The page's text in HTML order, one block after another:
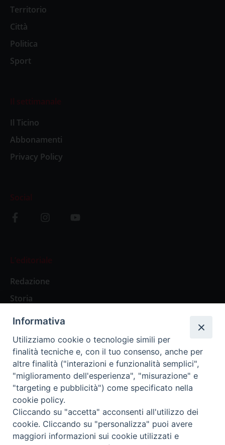
Territorio
Città
Politica
Sport
Il settimanale
Il Ticino
Abbonamenti
Privacy Policy
Social
L’editoriale
Redazione
Storia
Abbonamenti
Abbonamento Annuale Digitale
Abbonamento Annuale Cartaceo
Abbonamento Singola Copia Digitale
Informativa
Utilizziamo cookie o tecnologie simili per
finalità tecniche e, con il tuo consenso, anche per
altre finalità ("interazioni e funzionalità semplici",
"miglioramento dell'esperienza", "misurazione" e
"targeting e pubblicità") come specificato nella
cookie policy.
Cliccando su "accetta" acconsenti all'utilizzo dei
cookie. Cliccando su "personalizza" puoi avere
maggiori informazioni sui cookie utilizzati e